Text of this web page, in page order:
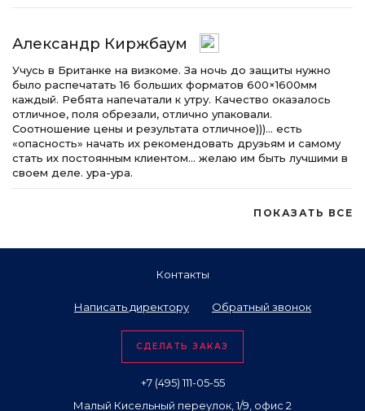
Александр Киржбаум
Учусь в Британке на визкоме. За ночь до защиты нужно
было распечатать 16 больших форматов 600×1600мм
каждый. Ребята напечатали к утру. Качество оказалось
отличное, поля обрезали, отлично упаковали.
Соотношение цены и результата отличное)))… есть
«опасность» начать их рекомендовать друзьям и самому
стать их постоянным клиентом… желаю им быть лучшими в
своем деле. ура-ура.
ПОКАЗАТЬ ВСЕ
Контакты
Написать директору Обратный звонок
СДЕЛАТЬ ЗАКАЗ
+7 (495) 111-05-55
Малый Кисельный переулок, 1/9, офис 2